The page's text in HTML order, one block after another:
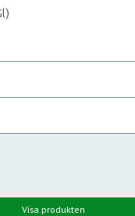
Visa produkten